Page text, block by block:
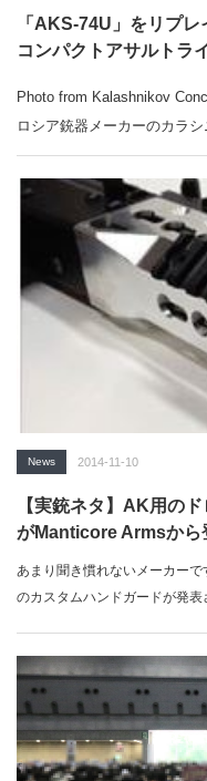
「AKS-74U」をリプ
コンパクトアサルトラ
Photo from Kalashnikov
ロシア銃器メーカーのカラ
した。
関連記事：
⇒ カラシニコフが「MA
作モデルを展示「ミリブロ
News 2014-11-10
【実銃ネタ】AK用の
がManticore Armsから
あまり聞き慣れないメーカー
のカスタムハンドガードが発